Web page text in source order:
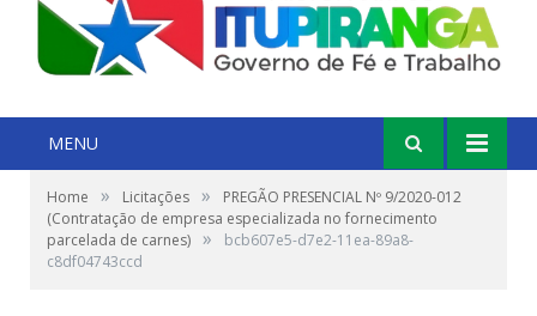
MENU
Home » Licitações »
PREGÃO PRESENCIAL Nº 9/2020-012
(Contratação de empresa especializada no fornecimento
parcelada de carnes) »
bcb607e5-d7e2-11ea-89a8-
c8df04743ccd